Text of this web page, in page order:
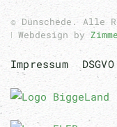
© Dünschede. Alle
ǀ Webdesign by
Impressum DSGVO